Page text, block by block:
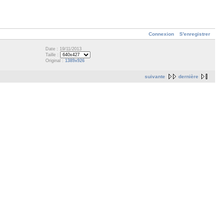
Connexion S'enregistrer
Date : 19/11/2013
Taille :
Original : 1389x926
suivante dernière